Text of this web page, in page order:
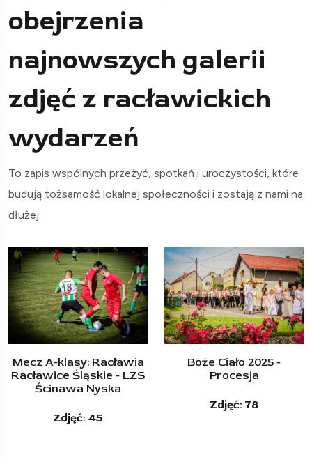
obejrzenia
najnowszych galerii
zdjęć z racławickich
wydarzeń
To zapis wspólnych przeżyć, spotkań i uroczystości, które
budują tożsamość lokalnej społeczności i zostają z nami na
dłużej.
Boże Ciało 2025 -
Procesja
Majówka przy krzyżu,
na drodze do Wierzchu
Zdjęć: 12